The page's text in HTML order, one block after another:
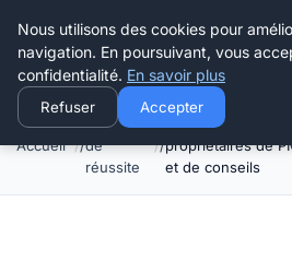
Henry Panky
Accueil
Histoires
de
réussite
podcasts
propriétaires de
et de conseils
Nous utilisons des cookies pour
navigation. En poursuivant, vous
confidentialité. En savoir plus
Refuser Accepter